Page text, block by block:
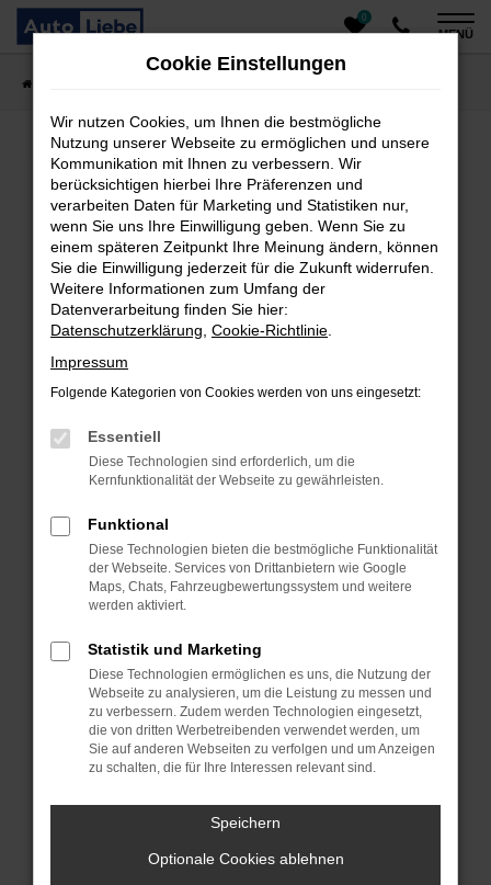
Zum
Hauptinhalt
0
MENÜ
Fehler: Network Error
Beim Laden ist ein Fehler aufgetreten.
Hier sind ein paar Tipps, die dir helfen können:
Überprüfe deine Firewall und deine
Internetverbindung.
Laden andere Webseiten, zum Beispiel deine
Suchmaschine?
Prüfe deine Browsererweiterungen.
das Laden bestimmter Seiten verhindern.
Funktioniert die Seite in einem anderen Browser
oder in einem privaten Fenster?
Das kann manchmal helfen, vorübergehende
Probleme zu beheben.
Stelle sicher, dass dein Browser und dein
Betriebssystem auf dem neuesten Stand sind.
Sicherheitsrisiko, sondern kann auch dazu führen,
dass bestimmte Funktionen nicht mehr
unterstützt werden.
Wende dich an den Webseitenbetreiber.
Wenn du alle oben genannten Schritte versucht
hast, kontaktiere uns bitte. Wir werden versuchen,
das Problem zu beheben. Du kannst uns diesen
Text schicken, um uns bei der Fehlersuche zu
unterstützen:
Cookie Einstellungen
Wir nutzen Cookies, um Ihnen die bestmögliche
Nutzung unserer Webseite zu ermöglichen und unsere
Kommunikation mit Ihnen zu verbessern. Wir
berücksichtigen hierbei Ihre Präferenzen und
verarbeiten Daten für Marketing und Statistiken nur,
wenn Sie uns Ihre Einwilligung geben. Wenn Sie zu
einem späteren Zeitpunkt Ihre Meinung ändern, können
Sie die Einwilligung jederzeit für die Zukunft widerrufen.
Weitere Informationen zum Umfang der
Datenverarbeitung finden Sie hier:
Datenschutzerklärung Cookie-Richtlinie
Impressum
Folgende Kategorien von Cookies werden von uns eingesetzt:
Essentiell
Diese Technologien sind erforderlich, um die
Kernfunktionalität der Webseite zu gewährleisten.
Funktional
Diese Technologien bieten die bestmögliche Funktionalität
der Webseite. Services von Drittanbietern wie Google
Maps, Chats, Fahrzeugbewertungssystem und weitere
werden aktiviert.
Statistik und Marketing
Diese Technologien ermöglichen es uns, die Nutzung der
Webseite zu analysieren, um die Leistung zu messen und
zu verbessern. Zudem werden Technologien eingesetzt,
die von dritten Werbetreibenden verwendet werden, um
Sie auf anderen Webseiten zu verfolgen und um Anzeigen
zu schalten, die für Ihre Interessen relevant sind.
Speichern
Optionale Cookies ablehnen